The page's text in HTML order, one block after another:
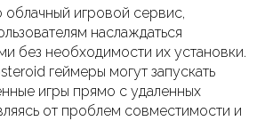
облачный игровой сервис,
наслаждаться
без необходимости их установки.
геймеры могут запускать
игры прямо с удаленных
от проблем совместимости и